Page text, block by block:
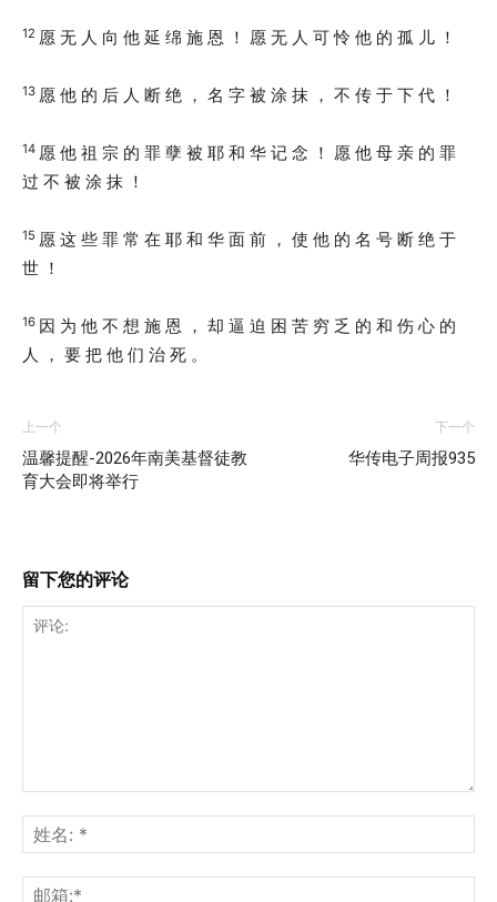
12 愿 无 人 向 他 延 绵 施 恩 ！ 愿 无 人 可 怜 他 的 孤 儿 ！
13 愿 他 的 后 人 断 绝 ， 名 字 被 涂 抹 ， 不 传 于 下 代 ！
14 愿 他 祖 宗 的 罪 孽 被 耶 和 华 记 念 ！ 愿 他 母 亲 的 罪
过 不 被 涂 抹 ！
15 愿 这 些 罪 常 在 耶 和 华 面 前 ， 使 他 的 名 号 断 绝 于
世 ！
16 因 为 他 不 想 施 恩 ， 却 逼 迫 困 苦 穷 乏 的 和 伤 心 的
人 ， 要 把 他 们 治 死 。
上一个
温馨提醒-2026年南美基督徒教
育大会即将举行
下一个
华传电子周报935
留下您的评论